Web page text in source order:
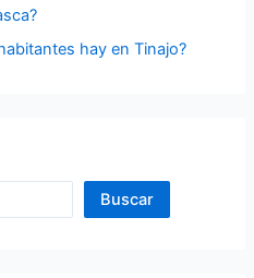
hay en Tinajo?
Buscar